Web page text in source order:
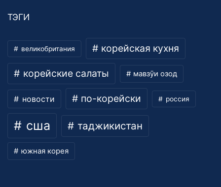
ТЭГИ
великобритания корейская кухня
корейские салаты мавзӯи озод
новости по-корейски россия
сша таджикистан
южная корея